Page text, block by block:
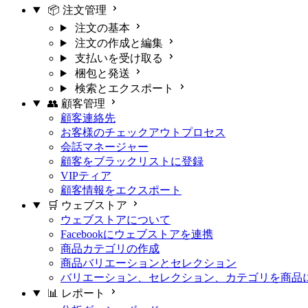
📦 注文管理
注文の基本
注文の作成と編集
支払いを受け取る
梱包と発送
検索とエクスポート
👥 顧客管理
顧客連絡先
お客様のチェックアウトプロセス
会話マネージャー
顧客をブラックリストに登録
VIPティア
顧客情報をエクスポート
🛒 ウェブストア
ウェブストアについて
Facebookにウェブストアを連携
商品カテゴリの作成
商品バリエーションとセレクション
バリエーション、セレクション、カテゴリを商品
📊 レポート